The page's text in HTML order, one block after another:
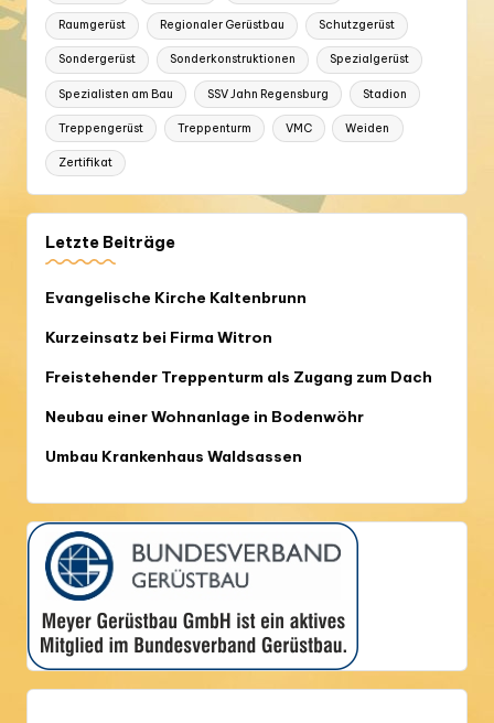
Raumgerüst Regionaler Gerüstbau Schutzgerüst
Sondergerüst Sonderkonstruktionen Spezialgerüst
Spezialisten am Bau SSV Jahn Regensburg Stadion
Treppengerüst Treppenturm VMC Weiden
Zertifikat
Letzte Beiträge
Evangelische Kirche Kaltenbrunn
Kurzeinsatz bei Firma Witron
Freistehender Treppenturm als Zugang zum Dach
Neubau einer Wohnanlage in Bodenwöhr
Umbau Krankenhaus Waldsassen